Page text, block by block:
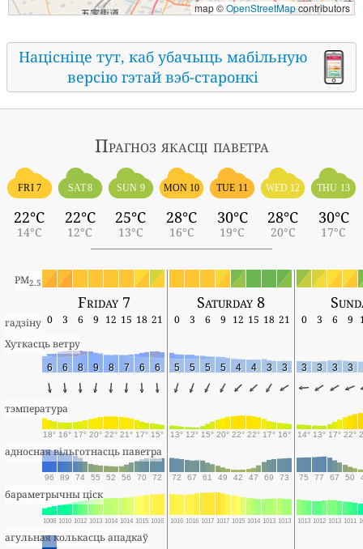
map ©OpenStreetMapcontributors
Націсніце тут, каб убачыць мабільную
версію гэтай вэб-старонкі
Прагноз якасці паветра
FRI 7
22°C
14°C
SAT 8
22°C
12°C
SUN 9
25°C
13°C
MON 10
28°C
16°C
TUE 11
30°C
19°C
WED 12
28°C
20°C
THU 13
30°C
17°C
PM2.5
Friday 7 Saturday 8
гадзіну 0 3 6 9 12 15 18 21 0 3 6 9 12 15 18 21 0 3 6 9
Хуткасць ветру
6 6 8 9 8 7 6 6 5 5 5 5 4 4 3 3 3 3 3 3
тэмпература
18° 16° 17° 20° 22° 21° 17° 15° 13° 12° 15° 20° 22° 22° 17° 16° 14° 13° 17° 22°
адносная вільготнасць паветра
96 89 74 55 52 56 70 72 72 67 61 49 42 47 69 73 75 77 67 50
бараметрычны ціск
1008 1010 1012 1013 1014 1014 1015 1016 1016 1016 1017 1017 1015 1014 1013 1013 1013 1012 1013 1011
агульная колькасць ападкаў